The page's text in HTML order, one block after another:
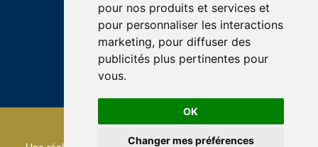
pour nos produits et services et
pour personnaliser les interactions
marketing, pour diffuser des
publicités plus pertinentes pour
vous.
OK
Changer mes préférences